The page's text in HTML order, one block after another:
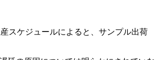
スケジュールによると、サンプル出荷